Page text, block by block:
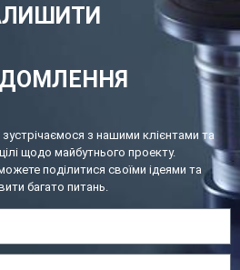
з нашими клієнтами та
щодо майбутнього проекту.
можете поділитися своїми ідеями та
багато питань.